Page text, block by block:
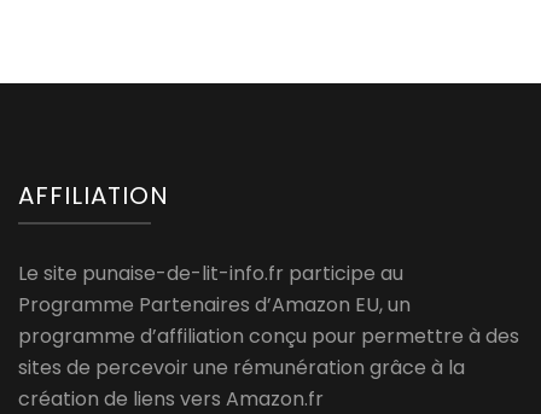
AFFILIATION
Le site punaise-de-lit-info.fr participe au
Programme Partenaires d’Amazon EU, un
programme d’affiliation conçu pour permettre à des
sites de percevoir une rémunération grâce à la
création de liens vers Amazon.fr